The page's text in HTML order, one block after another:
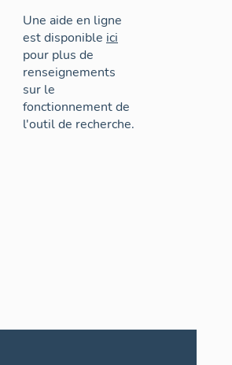
Une aide en ligne
est disponible ici
pour plus de
renseignements
sur le
fonctionnement de
l'outil de recherche.